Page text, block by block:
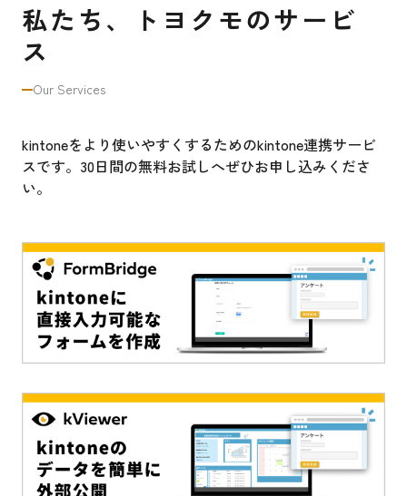
私たち、トヨクモのサービ
ス
Our Services
kintoneをより使いやすくするためのkintone連携サービ
スです。30日間の無料お試しへぜひお申し込みくださ
い。